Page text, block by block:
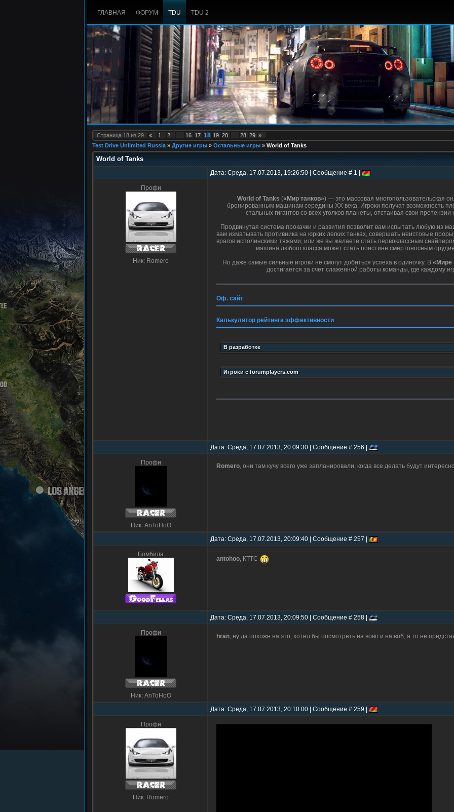
ГЛАВНАЯ ФОРУМ TDU TDU 2
Страница 18 из 29 « 1 2 16 17 18 19 20 28 29 »
Test Drive Unlimited Russia » Другие игры » Остальные игры » World of Tanks
World of Tanks
Дата: Среда, 17.07.2013, 19:26:50 | Сообщение # 1 |
Профи
Ник: Romero
World of Tanks («Мир танков») — это массовая многопользовательская
бронированным машинам середины XX века. Игроки получат возможность
стальных гигантов со всех уголков планеты, отстаивая свои
Продвинутая система прокачки и развития позволит вам испытать любую из
вам изматывать противника на юрких легких танках, совершать неистовые
врагов исполинскими тяжами, или же вы желаете стать первоклассным
машина любого класса может стать поистине смертоносным
Но даже самые сильные игроки не смогут добиться успеха в одиночку. В «Мире
достигается за счет слаженной работы команды, где каждому
Оф. сайт
Калькулятор рейтинга эффективности
Дата: Среда, 17.07.2013, 20:09:30 | Сообщение # 256 |
Профи
Ник: AnToHoO
Romero, они там кучу всего уже запланировали, когда все делать будут интересно
Дата: Среда, 17.07.2013, 20:09:40 | Сообщение # 257 |
Бомбила
antohoo, КТТС
Дата: Среда, 17.07.2013, 20:09:50 | Сообщение # 258 |
Профи
Ник: AnToHoO
hran, ну да похоже на это, хотел бы посмотреть на вовп и на воб, а то не
Дата: Среда, 17.07.2013, 20:10:00 | Сообщение # 259 |
Профи
Ник: Romero